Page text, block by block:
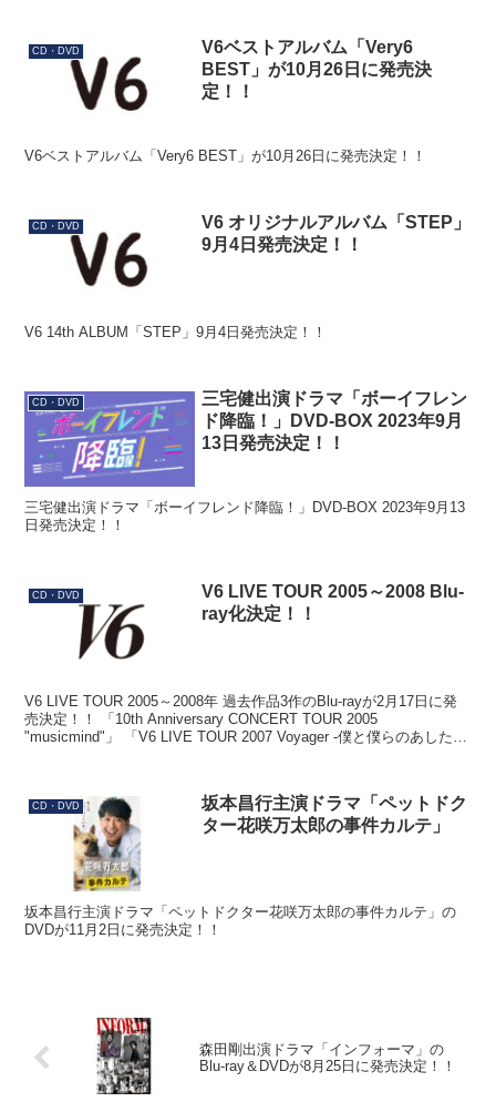
CD・DVD
V6ベストアルバム「Very6
BEST」が10月26日に発売決
定！！
V6ベストアルバム「Very6 BEST」が10月26日に発売決定！！
CD・DVD
V6 オリジナルアルバム「STEP」
9月4日発売決定！！
V6 14th ALBUM「STEP」9月4日発売決定！！
CD・DVD
三宅健出演ドラマ「ボーイフレン
ド降臨！」DVD-BOX 2023年9月
13日発売決定！！
三宅健出演ドラマ「ボーイフレンド降臨！」DVD-BOX 2023年9月13
日発売決定！！
CD・DVD
V6 LIVE TOUR 2005～2008 Blu-
ray化決定！！
V6 LIVE TOUR 2005～2008年 過去作品3作のBlu-rayが2月17日に発
売決定！！ 「10th Anniversary CONCERT TOUR 2005
"musicmind"」 「V6 LIVE TOUR 2007 Voyager -僕と僕らのあした
CD・DVD
坂本昌行主演ドラマ「ペットドク
ター花咲万太郎の事件カルテ」
坂本昌行主演ドラマ「ペットドクター花咲万太郎の事件カルテ」の
DVDが11月2日に発売決定！！
森田剛出演ドラマ「インフォーマ」の
Blu-ray＆DVDが8月25日に発売決定！！